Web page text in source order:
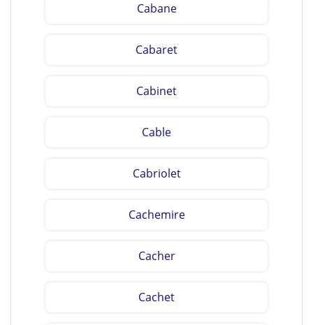
Cabane
Cabaret
Cabinet
Cable
Cabriolet
Cachemire
Cacher
Cachet